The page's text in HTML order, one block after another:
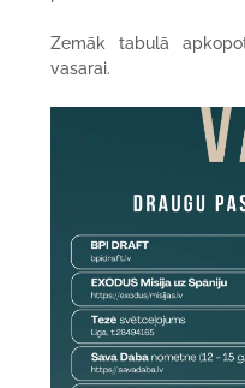
Zemāk tabulā
vasarai.